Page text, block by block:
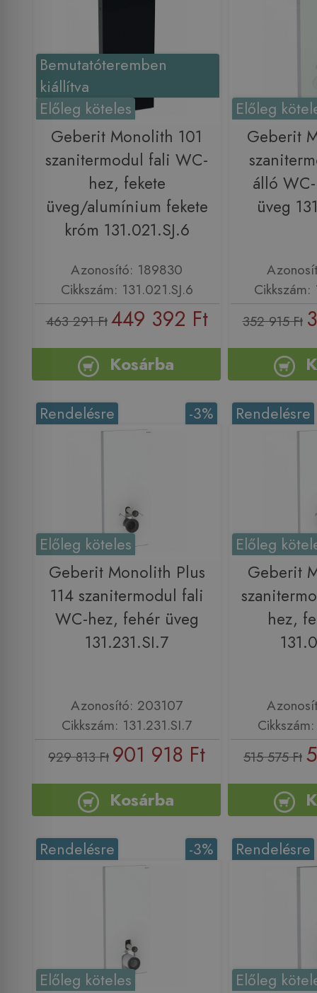
Bemutatóteremben
kiállítva
Előleg köteles
Geberit Monolith 101
szanitermodul fali WC-
hez, fekete
üveg/alumínium fekete
króm 131.021.SJ.6
Azonosító: 189830
Cikkszám: 131.021.SJ.6
463 291 Ft 449 392 Ft
Kosárba
Előleg
Geberit
álló
üveg
352 915 Ft
-3%
Rendelésre
Előleg köteles
Geberit Monolith Plus
114 szanitermodul fali
WC-hez, fehér üveg
131.231.SI.7
Azonosító: 203107
Cikkszám: 131.231.SI.7
929 813 Ft 901 918 Ft
Kosárba
Rendelésre
Előleg
Geberit
hez,
515 575 Ft
-3%
Rendelésre
Előleg köteles
Rendelésre
Előleg